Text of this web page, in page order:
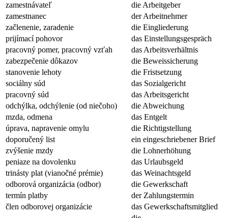
zamestnávateľ
die Arbeitgeber
zamestnanec
der Arbeitnehmer
začlenenie, zaradenie
die Eingliederung
prijímací pohovor
das Einstellungsgespräch
pracovný pomer, pracovný vzťah
das Arbeitsverhältnis
zabezpečenie dôkazov
die Beweissicherung
stanovenie lehoty
die Fristsetzung
sociálny súd
das Sozialgericht
pracovný súd
das Arbeitsgericht
odchýlka, odchýlenie (od niečoho)
die Abweichung
mzda, odmena
das Entgelt
úprava, napravenie omylu
die Richtigstellung
doporučený list
ein eingeschriebener Brief
zvýšenie mzdy
die Lohnerhöhung
peniaze na dovolenku
das Urlaubsgeld
trinásty plat (vianočné prémie)
das Weinachtsgeld
odborová organizácia (odbor)
die Gewerkschaft
termín platby
der Zahlungstermin
člen odborovej organizácie
das Gewerkschaftsmitglied